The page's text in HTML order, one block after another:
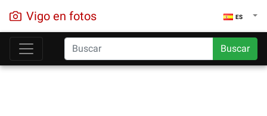
Vigo en fotos ES
Buscar